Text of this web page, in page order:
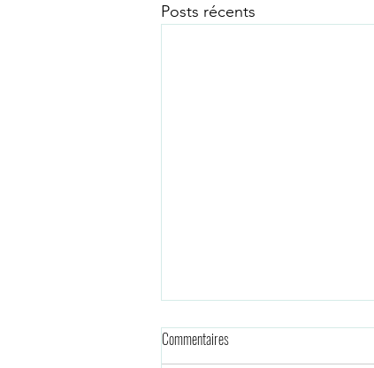
Posts récents
Commentaires